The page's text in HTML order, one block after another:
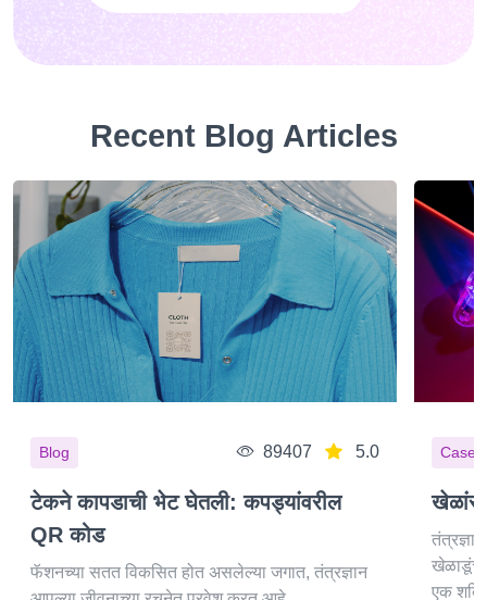
Recent Blog Articles
Blog 89407 5.0
टेकने कापडाची भेट घेतली: कपड्यांवरील
QR कोड
फॅशनच्या सतत विकसित होत असलेल्या जगात, तंत्रज्ञान
Cases
एक